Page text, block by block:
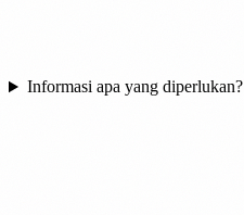
Informasi apa yang diperlukan?